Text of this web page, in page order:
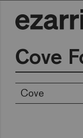
Cove
Cove